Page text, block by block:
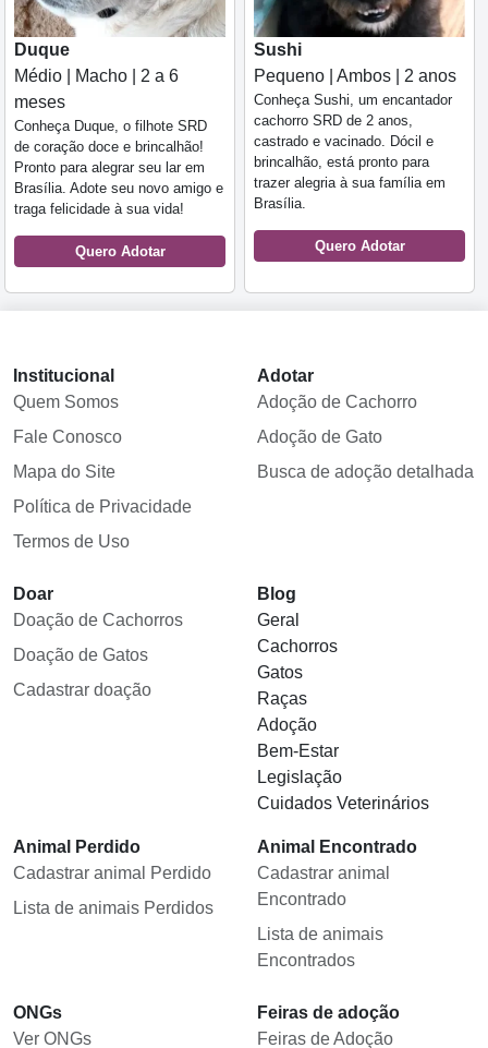
Duque
Médio | Macho | 2 a 6
meses
Conheça Duque, o filhote SRD
de coração doce e brincalhão!
Pronto para alegrar seu lar em
Brasília. Adote seu novo amigo e
traga felicidade à sua vida!
Quero Adotar
Sushi
Pequeno | Ambos | 2 anos
Conheça Sushi, um encantador
cachorro SRD de 2 anos,
castrado e vacinado. Dócil e
brincalhão, está pronto para
trazer alegria à sua família em
Brasília.
Quero Adotar
Institucional
Quem Somos
Fale Conosco
Mapa do Site
Política de Privacidade
Termos de Uso
Adotar
Adoção de Cachorro
Adoção de Gato
Busca de adoção detalhada
Doar
Doação de Cachorros
Doação de Gatos
Cadastrar doação
Blog
Geral
Cachorros
Gatos
Raças
Adoção
Bem-Estar
Legislação
Cuidados Veterinários
Animal Perdido
Cadastrar animal Perdido
Lista de animais Perdidos
Animal Encontrado
Cadastrar animal
Encontrado
Lista de animais
Encontrados
ONGs
Ver ONGs
Feiras de adoção
Feiras de Adoção